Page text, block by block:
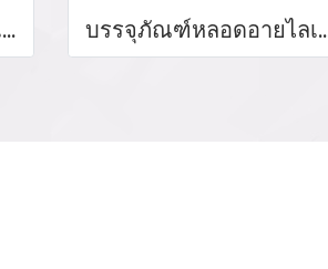
บรรจุภัณฑ์หลอดอายไลเนอร์ แท่งอายไลเนอร์ อายลายเนอร์ eyeliner bottler ขวดอายไลเนอร์ จำหน่ายบรรจุภัณฑ์เครื่องสำอางทุกประเภท บรรจุภัณฑ์หลอดอายไลเนอร์